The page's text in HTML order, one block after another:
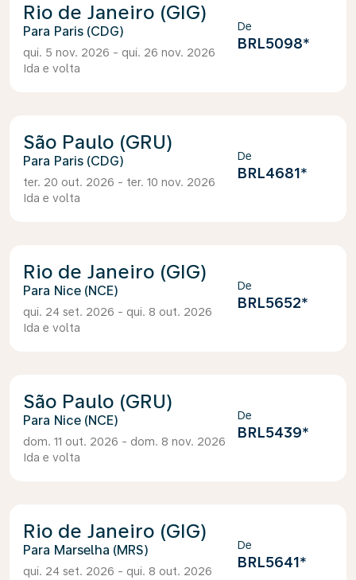
Rio de Janeiro (GIG)
Paris (CDG)
qui. 5 nov. 2026 - qui. 26 nov. 2026
Ida e volta
De
BRL5098*
São Paulo (GRU)
Paris (CDG)
ter. 20 out. 2026 - ter. 10 nov. 2026
Ida e volta
De
BRL4681*
Rio de Janeiro (GIG)
Nice (NCE)
qui. 24 set. 2026 - qui. 8 out. 2026
Ida e volta
De
BRL5652*
São Paulo (GRU)
Nice (NCE)
dom. 11 out. 2026 - dom. 8 nov. 2026
Ida e volta
De
BRL5439*
Rio de Janeiro (GIG)
Marselha (MRS)
qui. 24 set. 2026 - qui. 8 out. 2026
De
BRL5641*